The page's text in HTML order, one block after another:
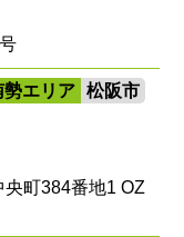
勢エリア 松阪市
町384番地1 OZ